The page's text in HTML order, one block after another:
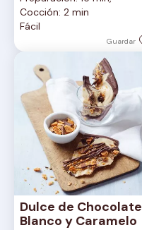
5
estrellas.
Cocción: 2 min
Fácil
Guardar
Dulce de Chocolate
Blanco y Caramelo